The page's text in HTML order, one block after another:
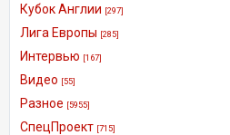
Кубок Англии [297]
Лига Европы [285]
Интервью [167]
Видео [55]
Разное [5955]
СпецПроект [715]